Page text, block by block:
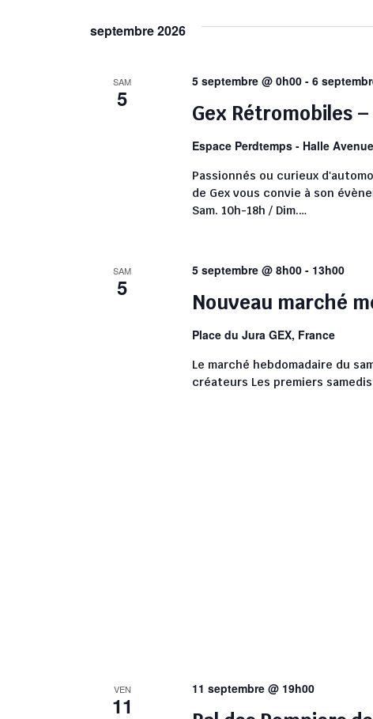
septembre 2026
SAM
5
Gex Rétromobiles –
5 septembre @ 0h00 -6
Espace Perdtemps - Halle
Passionnés ou curieux
de Gex vous convie à son
Sam. 10h-18h / Dim.…
SAM
5
Nouveau marché
5 septembre @ 8h00 - 13h00
Place du JuraGEX, France
Le marché hebdomadaire du
créateurs Les premiers
VEN
11
11 septembre @ 19h00